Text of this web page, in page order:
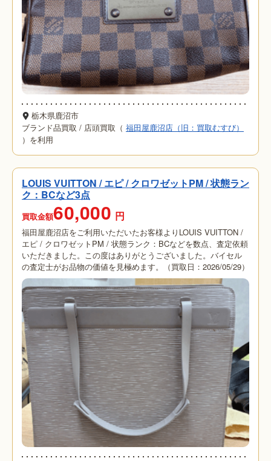
栃木県鹿沼市
ブランド品買取 / 店頭買取（ 福田屋鹿沼店（旧：買取むすび）
）を利用
LOUIS VUITTON / エピ / クロワゼットPM / 状態ラン
ク：BCなど3点
買取金額60,000 円
福田屋鹿沼店をご利用いただいたお客様よりLOUIS VUITTON /
エピ / クロワゼットPM / 状態ランク：BCなどを数点、査定依頼
いただきました。この度はありがとうございました。バイセル
の査定士がお品物の価値を見極めます。（買取日：2026/05/29）